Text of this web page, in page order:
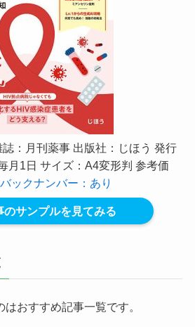
：月刊薬事 出版社：じほう 発行
月1日 サイズ：A4変形判 参考価
ックナンバー：あり
のサンプルを見てみる
おすすめ記事一覧です。